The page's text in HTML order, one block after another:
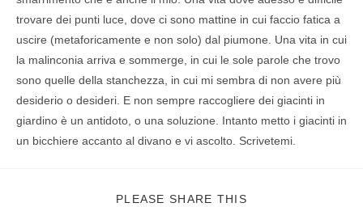
trovare dei punti luce, dove ci sono mattine in cui faccio fatica a
uscire (metaforicamente e non solo) dal piumone. Una vita in cui
la malinconia arriva e sommerge, in cui le sole parole che trovo
sono quelle della stanchezza, in cui mi sembra di non avere più
desiderio o desideri. E non sempre raccogliere dei giacinti in
giardino è un antidoto, o una soluzione. Intanto metto i giacinti in
un bicchiere accanto al divano e vi ascolto. Scrivetemi.
PLEASE SHARE THIS